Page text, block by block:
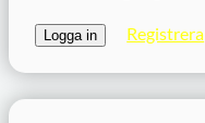
Registrera